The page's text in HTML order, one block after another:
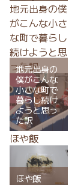
地元出身の僕
がこんな小さ
な町で暮らし
続けようと思
った訳
地元出身の
僕がこんな
小さな町で
暮らし続け
ようと思っ
た訳
ほや飯
ほや飯